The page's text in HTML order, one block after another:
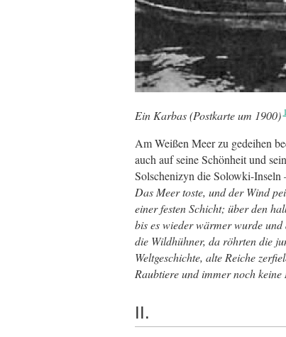
Ein Karbas (Postkarte um 1900) 1
Am Weißen Meer zu gedeihen
auch auf seine Schönheit und
Solschenizyn die Solowki-Inseln
Das Meer toste, und der Wind
einer festen Schicht; über den
bis es wieder wärmer wurde
die Wildhühner, da röhrten die
Weltgeschichte, alte Reiche
Raubtiere und immer noch keine
II.